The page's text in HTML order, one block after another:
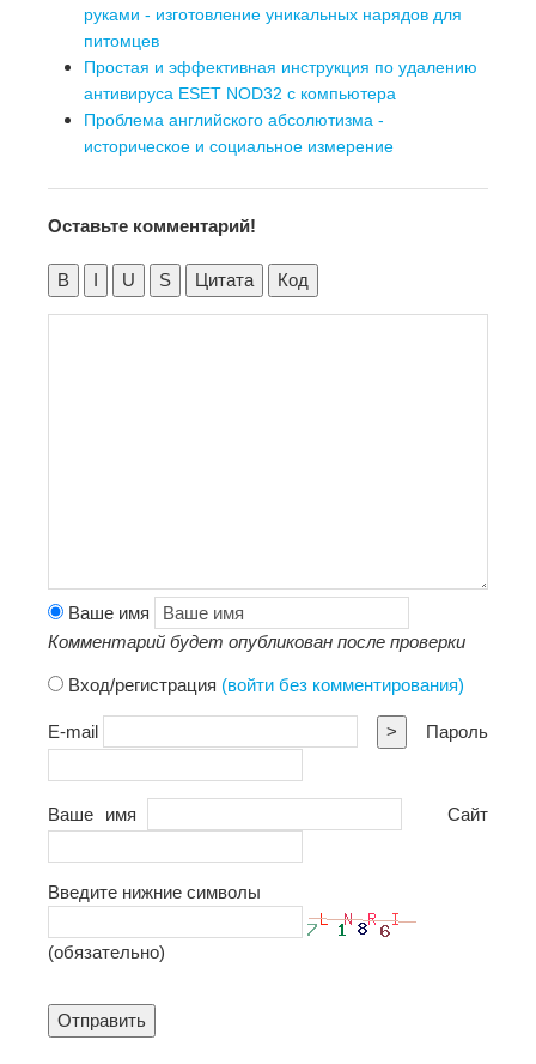
руками - изготовление уникальных нарядов для
питомцев
Простая и эффективная инструкция по удалению
антивируса ESET NOD32 с компьютера
Проблема английского абсолютизма -
историческое и социальное измерение
Оставьте комментарий!
B I U S Цитата Код
Ваше имя
Комментарий будет опубликован после проверки
Вход/регистрация (войти без комментирования)
E-mail > Пароль
Ваше имя Сайт
Введите нижние символы
(обязательно)
Отправить